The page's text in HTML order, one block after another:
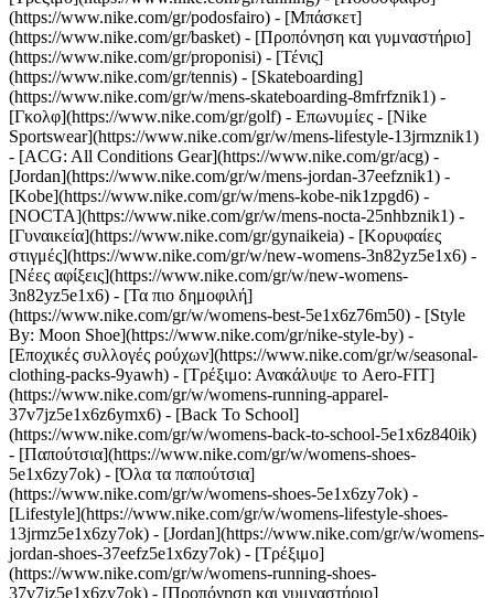
(https://www.nike.com/gr/podosfairo) - [Μπάσκετ]
(https://www.nike.com/gr/basket) - [Προπόνηση και γυμναστήριο]
(https://www.nike.com/gr/proponisi) - [Τένις]
(https://www.nike.com/gr/tennis) - [Skateboarding]
(https://www.nike.com/gr/w/mens-skateboarding-8mfrfznik1) -
[Γκολφ](https://www.nike.com/gr/golf) - Επωνυμίες - [Nike
Sportswear](https://www.nike.com/gr/w/mens-lifestyle-13jrmznik1)
- [ACG: All Conditions Gear](https://www.nike.com/gr/acg) -
[Jordan](https://www.nike.com/gr/w/mens-jordan-37eefznik1) -
[Kobe](https://www.nike.com/gr/w/mens-kobe-nik1zpgd6) -
[NOCTA](https://www.nike.com/gr/w/mens-nocta-25nhbznik1) -
[Γυναικεία](https://www.nike.com/gr/gynaikeia) - [Κορυφαίες
στιγμές](https://www.nike.com/gr/w/new-womens-3n82yz5e1x6) -
[Νέες αφίξεις](https://www.nike.com/gr/w/new-womens-
3n82yz5e1x6) - [Τα πιο δημοφιλή]
(https://www.nike.com/gr/w/womens-best-5e1x6z76m50) - [Style
By: Moon Shoe](https://www.nike.com/gr/nike-style-by) -
[Εποχικές συλλογές ρούχων](https://www.nike.com/gr/w/seasonal-
clothing-packs-9yawh) - [Τρέξιμο: Ανακάλυψε το Aero-FIT]
(https://www.nike.com/gr/w/womens-running-apparel-
37v7jz5e1x6z6ymx6) - [Back To School]
(https://www.nike.com/gr/w/womens-back-to-school-5e1x6z840ik)
- [Παπούτσια](https://www.nike.com/gr/w/womens-shoes-
5e1x6zy7ok) - [Όλα τα παπούτσια]
(https://www.nike.com/gr/w/womens-shoes-5e1x6zy7ok) -
[Lifestyle](https://www.nike.com/gr/w/womens-lifestyle-shoes-
13jrmz5e1x6zy7ok) - [Jordan](https://www.nike.com/gr/w/womens-
jordan-shoes-37eefz5e1x6zy7ok) - [Τρέξιμο]
(https://www.nike.com/gr/w/womens-running-shoes-
37v7jz5e1x6zy7ok) - [Προπόνηση και γυμναστήριο]